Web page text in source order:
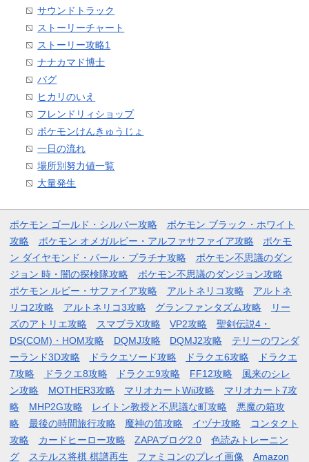
サウンドトラック
ストーリーチャート
ストーリー攻略1
ナナカマド博士
バグ
ヒカリのいえ
フレンドリィショップ
ポケモンけんきゅうじょ
一日の流れ
場所別努力値一覧
大量発生
ポケモン ゴールド・シルバー攻略
ポケモン ブラック・ホワイト
攻略
ポケモン オメガルビー・アルファサファイア攻略
ポケモ
ン ダイヤモンド・パール・プラチナ攻略
ポケモン不思議のダン
ジョン 時・闇の探検隊攻略
ポケモン不思議のダンジョン攻略
ポケモン ルビー・サファイア攻略
アルトネリコ攻略
アルトネ
リコ2攻略
アルトネリコ3攻略 グランファンタズム攻略
リー
ズのアトリエ攻略
スマブラX攻略 VP2攻略
聖剣伝説4・
DS(COM)・HOM攻略
DQMJ攻略 DQMJ2攻略
テリーのワンダ
ーランド3D攻略
ドラクエソード攻略 ドラクエ6攻略
ドラクエ
7攻略
ドラクエ8攻略 ドラクエ9攻略 FF12攻略
風来のシレ
ン攻略
MOTHER3攻略 マリオカートWii攻略
マリオカート7攻
略
MHP2G攻略 レイトン教授と不思議な町攻略
悪魔の箱攻
略
最後の時間旅行攻略 魔神の笛攻略 イヅナ攻略
コンタクト
攻略
カードヒーロー攻略 ZAPAブログ2.0
色読みトレーニン
グ
ステルス将棋 棋譜再生 ファミコンのプレイ画像 Amazon